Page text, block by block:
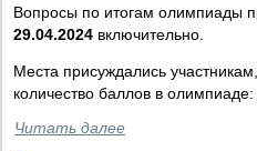
Вопросы по итогам олимпиады
29.04.2024 включительно.
Места присуждались
количество баллов в олимпиаде:
Читать далее